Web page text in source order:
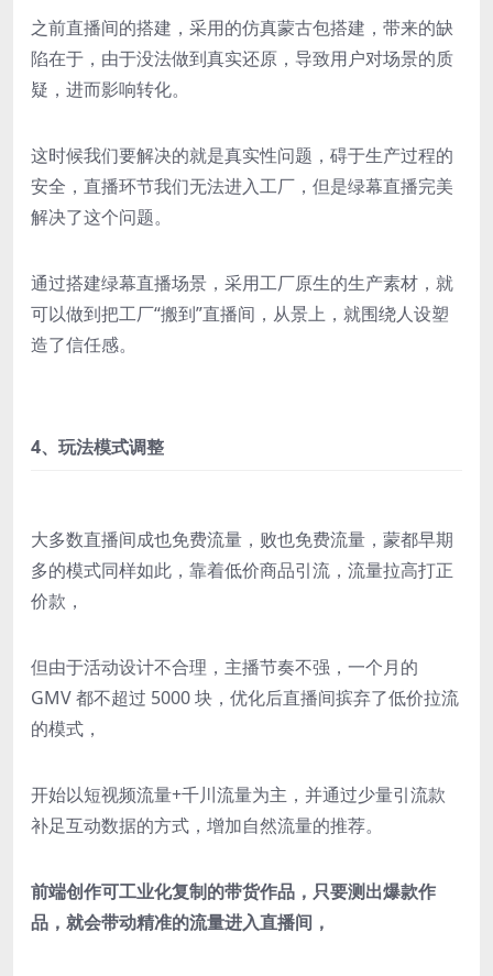
之前直播间的搭建，采用的仿真蒙古包搭建，带来的缺
陷在于，由于没法做到真实还原，导致用户对场景的质
疑，进而影响转化。
这时候我们要解决的就是真实性问题，碍于生产过程的
安全，直播环节我们无法进入工厂，但是绿幕直播完美
解决了这个问题。
通过搭建绿幕直播场景，采用工厂原生的生产素材，就
可以做到把工厂“搬到”直播间，从景上，就围绕人设塑
造了信任感。
4、玩法模式调整
大多数直播间成也免费流量，败也免费流量，蒙都早期
多的模式同样如此，靠着低价商品引流，流量拉高打正
价款，
但由于活动设计不合理，主播节奏不强，一个月的
GMV 都不超过 5000 块，优化后直播间摈弃了低价拉流
的模式，
开始以短视频流量+千川流量为主，并通过少量引流款
补足互动数据的方式，增加自然流量的推荐。
前端创作可工业化复制的带货作品，只要测出爆款作
品，就会带动精准的流量进入直播间，